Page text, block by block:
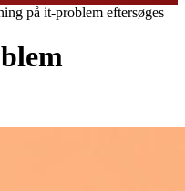
på it-problem eftersøges